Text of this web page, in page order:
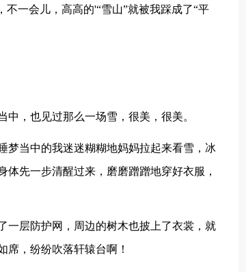
一会儿，高高的'“雪山”就被我踩成了“平
，也见过那么一场雪，很美，很美。
梦当中的我迷迷糊糊地妈妈拉起来看雪，冰
先一步清醒过来，磨磨蹭蹭地穿好衣服，
一层防护网，周边的树木也披上了衣裳，就
席，纷纷吹落轩辕台啊！